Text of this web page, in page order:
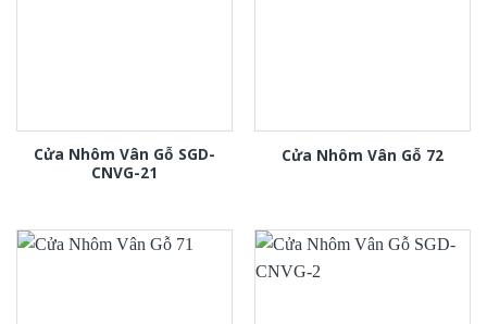
Cửa Nhôm Vân Gỗ SGD-
CNVG-21
Cửa Nhôm Vân Gỗ 72